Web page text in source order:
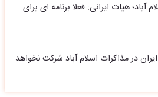
آباد؛ هیات ایرانی: فعلا برنامه ای برای
در مذاکرات اسلام آباد شرکت نخواهد